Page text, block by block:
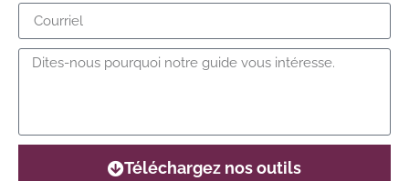
Téléchargez nos outils